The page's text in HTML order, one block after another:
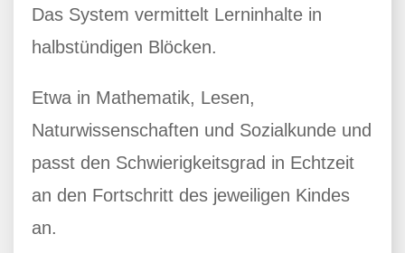
Das System vermittelt Lerninhalte in
halbstündigen Blöcken.
Etwa in Mathematik, Lesen,
Naturwissenschaften und Sozialkunde und
passt den Schwierigkeitsgrad in Echtzeit
an den Fortschritt des jeweiligen Kindes
an.